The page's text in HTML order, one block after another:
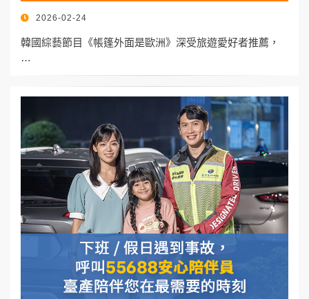
POSTED
2026-02-24
韓國綜藝節目《帳篷外面是歐洲》深受旅遊愛好者推薦，
…